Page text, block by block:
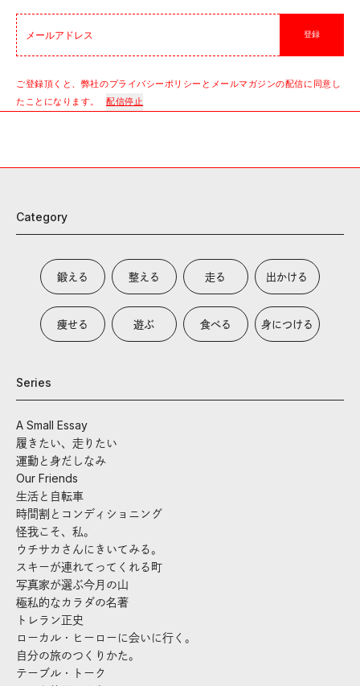
登録
ご登録頂くと、弊社のプライバシーポリシーとメールマガジンの配信に同意し
たことになります。
配信停止
Category
鍛える 整える 走る 出かける
痩せる 遊ぶ 食べる 身につける
Series
A Small Essay
履きたい、走りたい
運動と身だしなみ
Our Friends
生活と自転車
時間割とコンディショニング
怪我こそ、私。
ウチサカさんにきいてみる。
スキーが連れてってくれる町
写真家が選ぶ今月の山
極私的なカラダの名著
トレラン正史
ローカル・ヒーローに会いに行く。
自分の旅のつくりかた。
テーブル・トーク